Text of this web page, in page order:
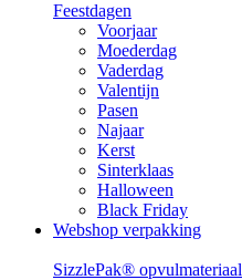
Feestdagen
Voorjaar
Moederdag
Vaderdag
Valentijn
Pasen
Najaar
Kerst
Sinterklaas
Halloween
Black Friday
Webshop verpakking
SizzlePak® opvulmateriaal